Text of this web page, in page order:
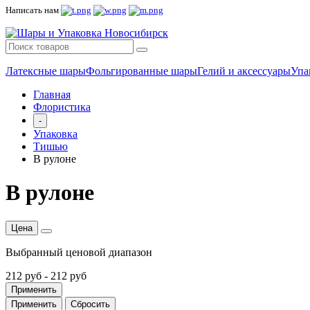
Написать нам
Латексные шарыФольгированные шарыГелий и аксессуары
Главная
Флористика
-
Упаковка
Тишью
В рулоне
В рулоне
Цена
Выбранный ценовой диапазон
212 руб - 212 руб
Применить
Применить
Сбросить